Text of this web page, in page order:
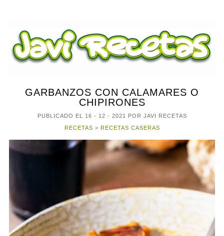
GARBANZOS CON CALAMARES O
CHIPIRONES
PUBLICADO EL 16 - 12 - 2021 POR JAVI RECETAS
RECETAS > RECETAS CASERAS